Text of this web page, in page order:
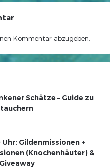
Kommentar abzugeben.
Schätze – Guide zu
Uhr: Gildenmissionen +
(Knochenhäuter) &